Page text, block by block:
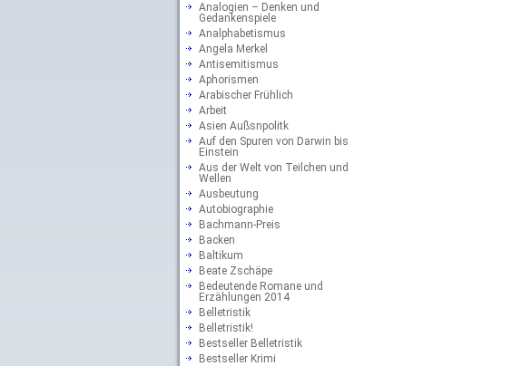
Analogien – Denken und
Gedankenspiele
Analphabetismus
Angela Merkel
Antisemitismus
Aphorismen
Arabischer Frühlich
Arbeit
Asien Außsnpolitk
Auf den Spuren von Darwin bis
Einstein
Aus der Welt von Teilchen und
Wellen
Ausbeutung
Autobiographie
Bachmann-Preis
Backen
Baltikum
Beate Zschäpe
Bedeutende Romane und
Erzählungen 2014
Belletristik
Belletristik!
Bestseller Belletristik
Bestseller Krimi